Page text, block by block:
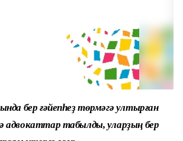
бер ғәйепһеҙ төрмәгә ултырған
адвокаттар табылды, уларҙың бер